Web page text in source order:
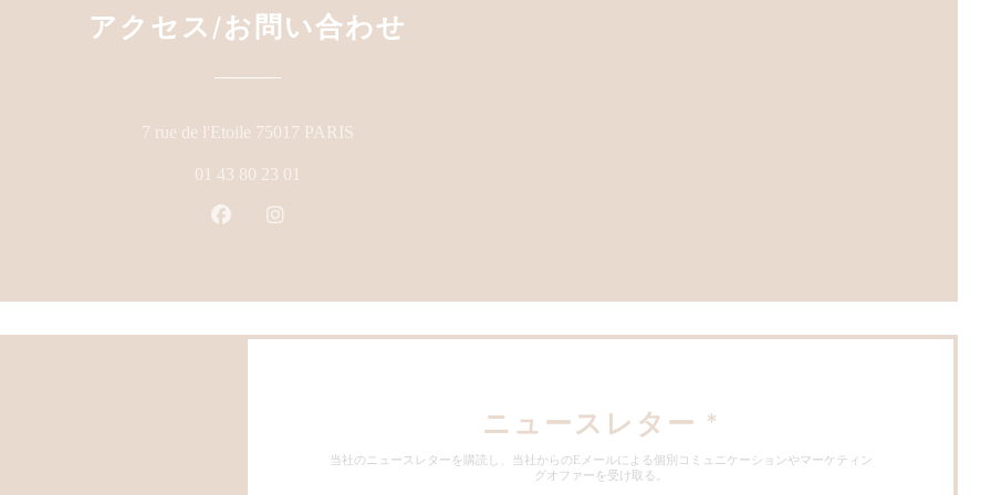
アクセス/お問い合わせ
7 rue de l'Etoile 75017 PARIS
01 43 80 23 01
Facebook ((新しいウィンドウで開きます))
ニュースレター *
当社のニュースレターを購読し、当社からのEメールによる個別コミュニケーションやマーケティン
グオファーを受け取る。